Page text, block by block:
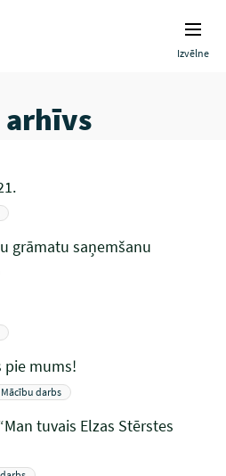
Izvēlne
grāmatu saņemšanu
pie mums!
Mācību darbs
tuvais Elzas Stērstes